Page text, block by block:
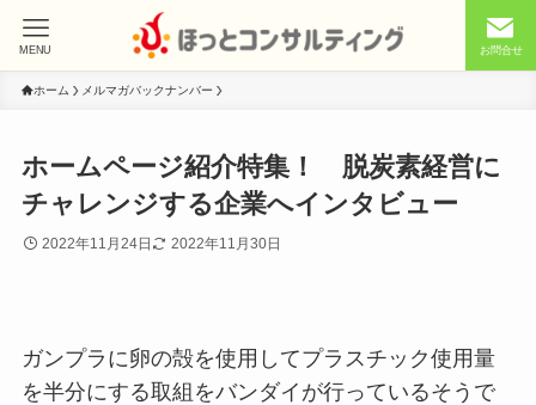
お問合せ
MENU
ホーム メルマガバックナンバー
ホームページ紹介特集！ 脱炭素経営に
チャレンジする企業へインタビュー
2022年11月24日 2022年11月30日
ガンプラに卵の殻を使用してプラスチック使用量
を半分にする取組をバンダイが行っているそうで